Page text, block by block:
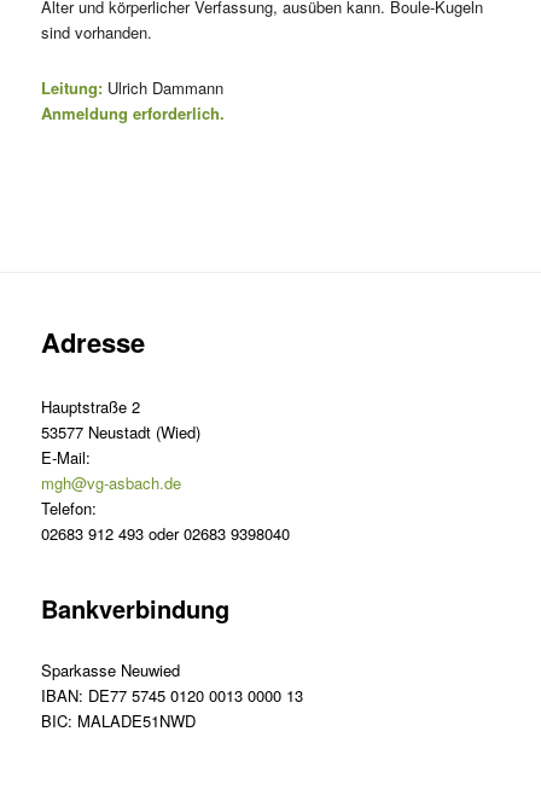
Alter und körperlicher Verfassung, ausüben kann. Boule-Kugeln
sind vorhanden.
Leitung: Ulrich Dammann
Anmeldung erforderlich.
Adresse
Hauptstraße 2
53577 Neustadt (Wied)
E-Mail:
mgh@vg-asbach.de
Telefon:
02683 912 493 oder 02683 9398040
Bankverbindung
Sparkasse Neuwied
IBAN: DE77 5745 0120 0013 0000 13
BIC: MALADE51NWD